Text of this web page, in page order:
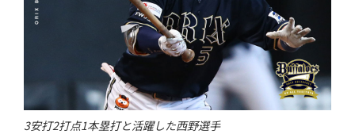
3安打2打点1本塁打と活躍した西野選手